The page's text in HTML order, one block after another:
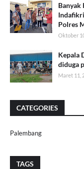
Banyak
Polres
Oktober
Kepala
diduga
Maret 11,
CATEGORIES
Palembang
TAGS